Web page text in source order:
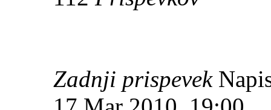
Zadnji prispevek